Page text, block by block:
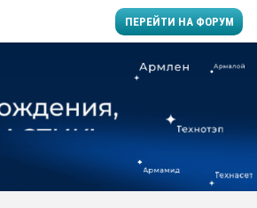
ПЕРЕЙТИ НА ФОРУМ
заводу пластмасс"